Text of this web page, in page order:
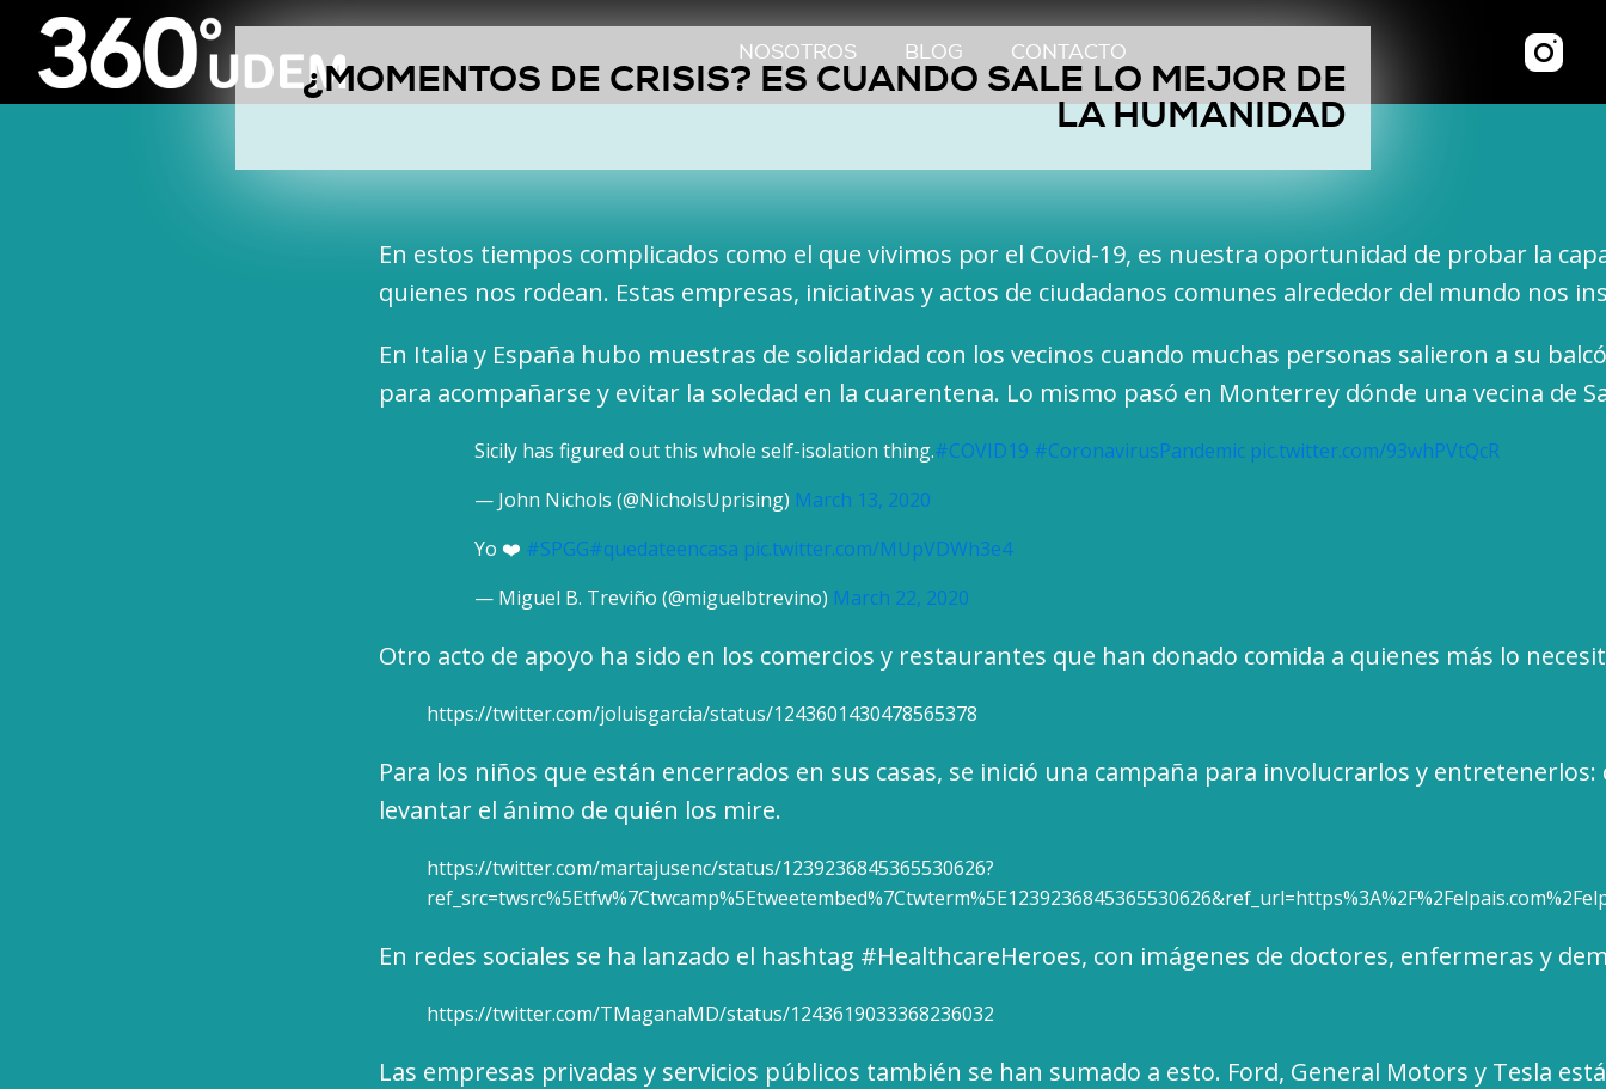
NOSOTROS BLOG CONTACTO
¿MOMENTOS DE CRISIS? ES CUANDO SALE LO MEJOR DE
LA HUMANIDAD
En estos tiempos complicados como el que vivimos por el Covid-19, es nuestra oportunidad de probar la
quienes nos rodean. Estas empresas, iniciativas y actos de ciudadanos comunes alrededor del mundo nos
En Italia y España hubo muestras de solidaridad con los vecinos cuando muchas personas salieron a su
para acompañarse y evitar la soledad en la cuarentena. Lo mismo pasó en Monterrey dónde una vecina de
Sicily has figured out this whole self-isolation thing.#COVID19 #CoronavirusPandemic pic.twitter.com/93whPVtQcR
— John Nichols (@NicholsUprising) March 13, 2020
Yo ❤️ #SPGG#quedateencasa pic.twitter.com/MUpVDWh3e4
— Miguel B. Treviño (@miguelbtrevino) March 22, 2020
Otro acto de apoyo ha sido en los comercios y restaurantes que han donado comida a quienes más lo
https://twitter.com/joluisgarcia/status/1243601430478565378
Para los niños que están encerrados en sus casas, se inició una campaña para involucrarlos y
levantar el ánimo de quién los mire.
https://twitter.com/martajusenc/status/1239236845365530626?
En redes sociales se ha lanzado el hashtag #HealthcareHeroes, con imágenes de doctores, enfermeras y
https://twitter.com/TMaganaMD/status/1243619033368236032
Las empresas privadas y servicios públicos también se han sumado a esto. Ford, General Motors y Tesla